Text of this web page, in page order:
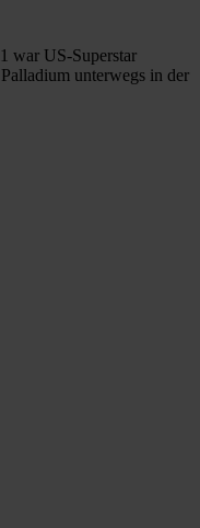
war US-Superstar
unterwegs in der